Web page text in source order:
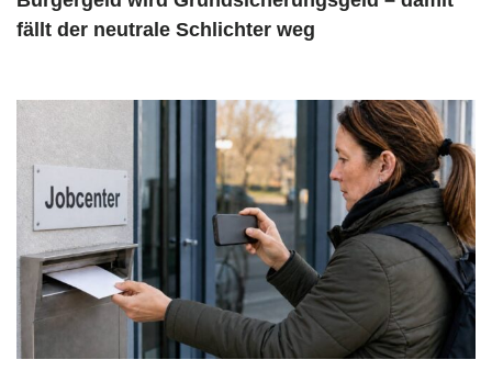
fällt der neutrale Schlichter weg